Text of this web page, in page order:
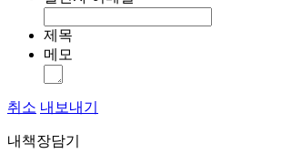
제목
메모
취소 내보내기
내책장담기